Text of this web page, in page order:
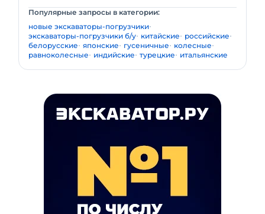
Популярные запросы в категории:
новые экскаваторы-погрузчики
экскаваторы-погрузчики б/у китайские
российские
белорусские японские гусеничные
колесные
равноколесные
индийские турецкие итальянские